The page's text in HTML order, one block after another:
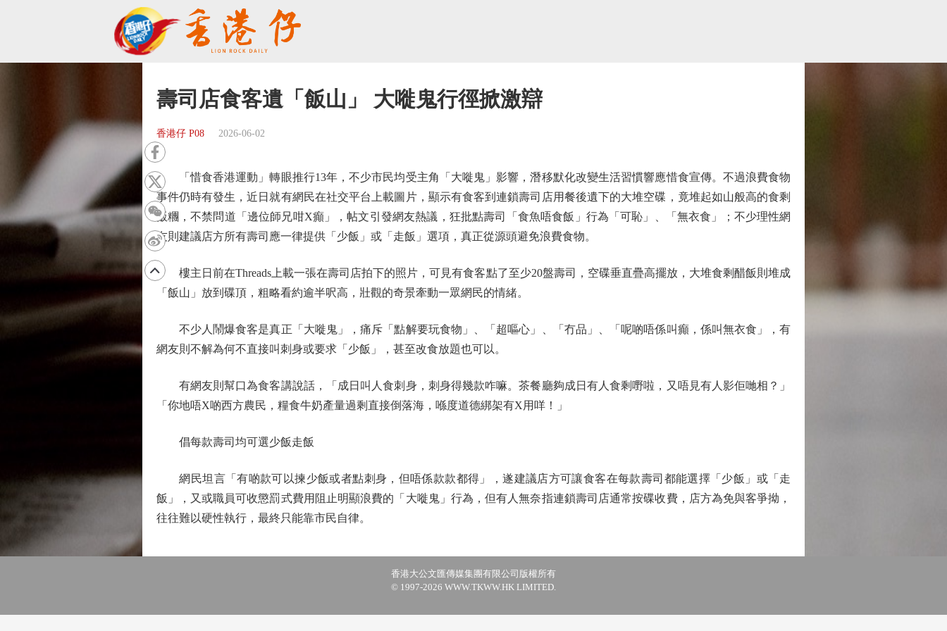
壽司店食客遺「飯山」 大嘥鬼行徑掀激辯
香港仔 P08 2026-06-02
「惜食香港運動」轉眼推行13年，不少市民均受主角「大嘥鬼」影響，潛移默化改變生活習慣響應惜食宣傳。不過浪費食物
事件仍時有發生，近日就有網民在社交平台上載圖片，顯示有食客到連鎖壽司店用餐後遺下的大堆空碟，竟堆起如山般高的食剩
飯糰，不禁問道「邊位師兄咁X癲」，帖文引發網友熱議，狂批點壽司「食魚唔食飯」行為「可恥」、「無衣食」；不少理性網
友則建議店方所有壽司應一律提供「少飯」或「走飯」選項，真正從源頭避免浪費食物。
樓主日前在Threads上載一張在壽司店拍下的照片，可見有食客點了至少20盤壽司，空碟垂直疊高擺放，大堆食剩醋飯則堆成
「飯山」放到碟頂，粗略看約逾半呎高，壯觀的奇景牽動一眾網民的情緒。
不少人鬧爆食客是真正「大嘥鬼」，痛斥「點解要玩食物」、「超嘔心」、「冇品」、「呢啲唔係叫癲，係叫無衣食」，有
網友則不解為何不直接叫刺身或要求「少飯」，甚至改食放題也可以。
有網友則幫口為食客講說話，「成日叫人食刺身，刺身得幾款咋嘛。茶餐廳夠成日有人食剩嘢啦，又唔見有人影佢哋相？」
「你地唔X啲西方農民，糧食牛奶產量過剩直接倒落海，喺度道德綁架有X用咩！」
倡每款壽司均可選少飯走飯
網民坦言「有啲款可以揀少飯或者點刺身，但唔係款款都得」，遂建議店方可讓食客在每款壽司都能選擇「少飯」或「走
飯」，又或職員可收懲罰式費用阻止明顯浪費的「大嘥鬼」行為，但有人無奈指連鎖壽司店通常按碟收費，店方為免與客爭拗，
往往難以硬性執行，最終只能靠市民自律。
香港大公文匯傳媒集團有限公司版權所有
© 1997-2026 WWW.TKWW.HK LIMITED.